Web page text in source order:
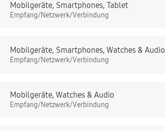
Mobilgeräte,Smartphones,Tablet
Empfang/Netzwerk/Verbindung
Mobilgeräte,Smartphones,Watches & Audio
Empfang/Netzwerk/Verbindung
Mobilgeräte,Watches & Audio
Empfang/Netzwerk/Verbindung